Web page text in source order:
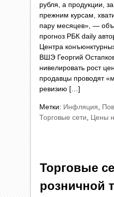
рубля, а продукции,
прежним курсам,
пару месяцев», —
прогноз РБК daily
Центра
ВШЭ Георгий
нивелировать рост
продавцы проводят
ревизию […]
Метки: Инфляция
Торговые сети
Цены
Торговые
розничной